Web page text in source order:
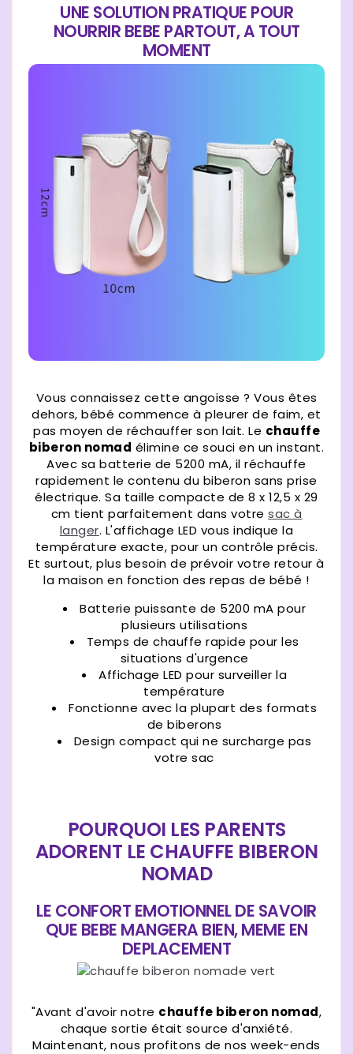
UNE SOLUTION PRATIQUE POUR
NOURRIR BEBE PARTOUT, A TOUT
MOMENT
Vous connaissez cette angoisse ? Vous êtes
dehors, bébé commence à pleurer de faim, et
pas moyen de réchauffer son lait. Le chauffe
biberon nomad élimine ce souci en un instant.
Avec sa batterie de 5200 mA, il réchauffe
rapidement le contenu du biberon sans prise
électrique. Sa taille compacte de 8 x 12,5 x 29
cm tient parfaitement dans votre sac à
langer. L'affichage LED vous indique la
température exacte, pour un contrôle précis.
Et surtout, plus besoin de prévoir votre retour à
la maison en fonction des repas de bébé !
Batterie puissante de 5200 mA pour
plusieurs utilisations
Temps de chauffe rapide pour les
situations d'urgence
Affichage LED pour surveiller la
température
Fonctionne avec la plupart des formats
de biberons
Design compact qui ne surcharge pas
votre sac
POURQUOI LES PARENTS
ADORENT LE CHAUFFE BIBERON
NOMAD
LE CONFORT EMOTIONNEL DE SAVOIR
QUE BEBE MANGERA BIEN, MEME EN
DEPLACEMENT
"Avant d'avoir notre chauffe biberon nomad,
chaque sortie était source d'anxiété.
Maintenant, nous profitons de nos week-ends